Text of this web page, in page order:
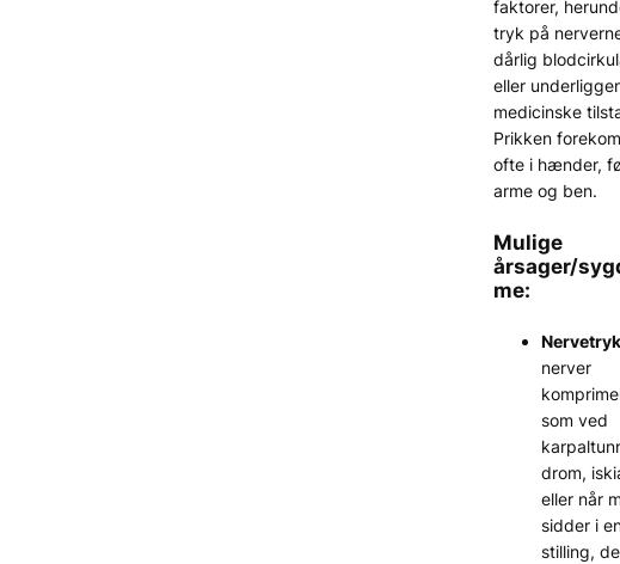
faktorer,
tryk på
dårlig
eller
medicinske
Prikken
ofte i hænder,
arme og ben.
Mulige
årsager/
me:
nerver
som ved
drom,
eller når
sidder i
stilling,